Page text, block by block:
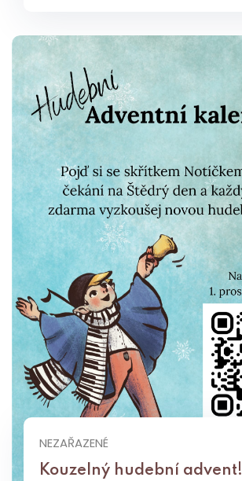
NEZAŘAZENÉ
Kouzelný hudební advent!